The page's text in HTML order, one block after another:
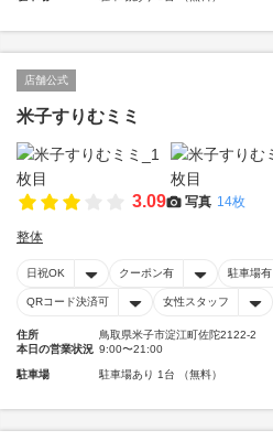
店舗公式
米子すりむミミ
3.09 写真 14枚
整体
日祝OK クーポン有 駐車場有
QRコード決済可 女性スタッフ
住所
鳥取県米子市淀江町佐陀2122-2
本日の営業状況 9:00〜21:00
駐車場 駐車場あり 1台 （無料）